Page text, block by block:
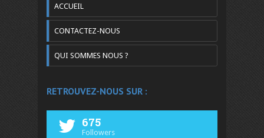
ACCUEIL
CONTACTEZ-NOUS
QUI SOMMES NOUS ?
RETROUVEZ-NOUS SUR :
675
Followers